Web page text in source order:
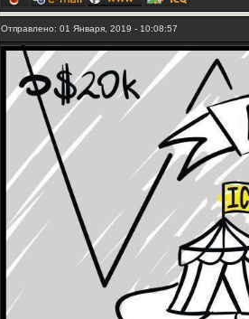
Отправлено: 01 Января, 2019 - 10:08:57